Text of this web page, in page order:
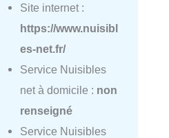
Site internet :
https://www.nuisibl
es-net.fr/
Service Nuisibles
net à domicile : non
renseigné
Service Nuisibles